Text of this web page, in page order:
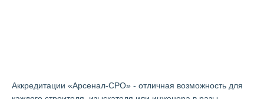
Аккредитации «Арсенал-СРО» - отличная возможность для